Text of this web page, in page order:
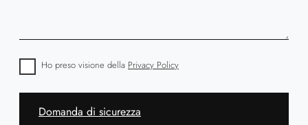
Ho preso visione della Privacy Policy
Domanda di sicurezza